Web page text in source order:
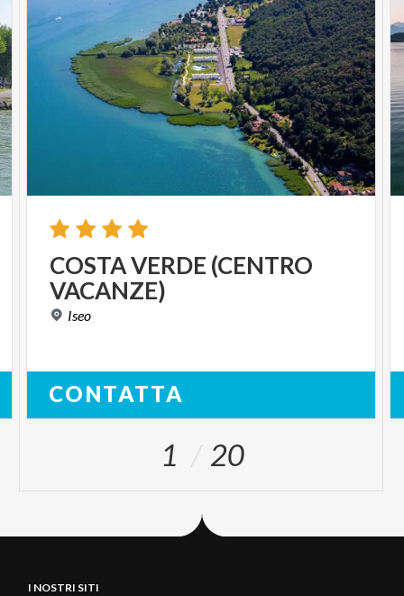
COSTAVERDE (CENTRO
VACANZE)
Iseo
CONTATTA
1 20
I NOSTRI SITI